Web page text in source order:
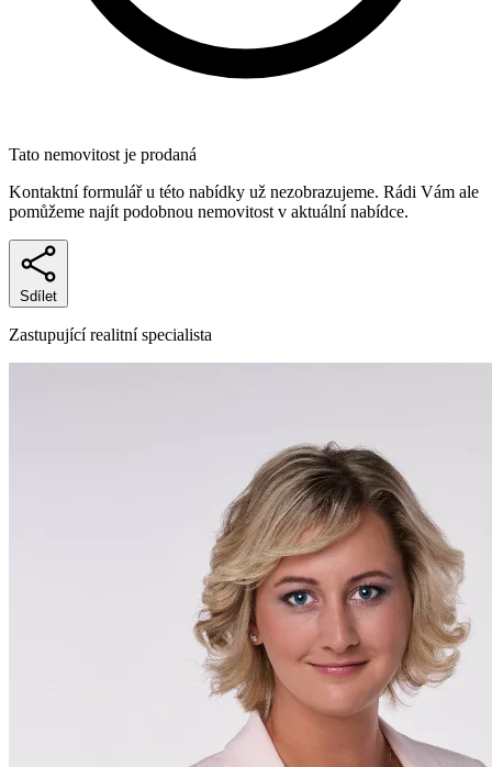
Tato nemovitost je prodaná
Kontaktní formulář u této nabídky už nezobrazujeme. Rádi Vám ale
pomůžeme najít podobnou nemovitost v aktuální nabídce.
Sdílet
Zastupující realitní specialista